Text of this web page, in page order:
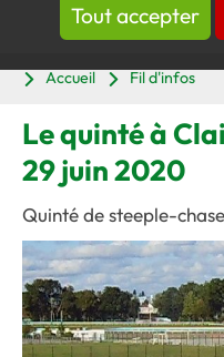
Tout accepter
Accueil
Fil d'infos
Le quinté à
29 juin 2020
Quinté de steeple-chase